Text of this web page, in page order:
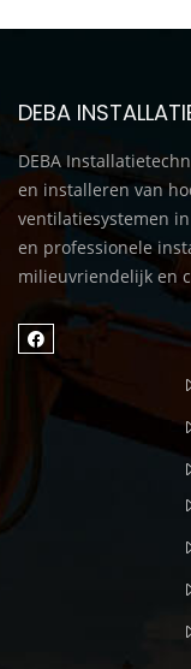
DEBA
DEBA
en installeren van
ventilatiesystemen
en professionele
milieuvriendelijk en